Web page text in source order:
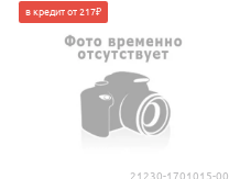
21230-1701015-00
в кредит от 217₽